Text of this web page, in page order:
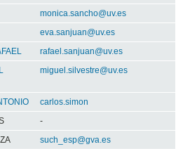
monica.sancho@uv.es
eva.sanjuan@uv.es
rafael.sanjuan@uv.es
miguel.silvestre@uv.es
carlos.simon
-
such_esp@gva.es